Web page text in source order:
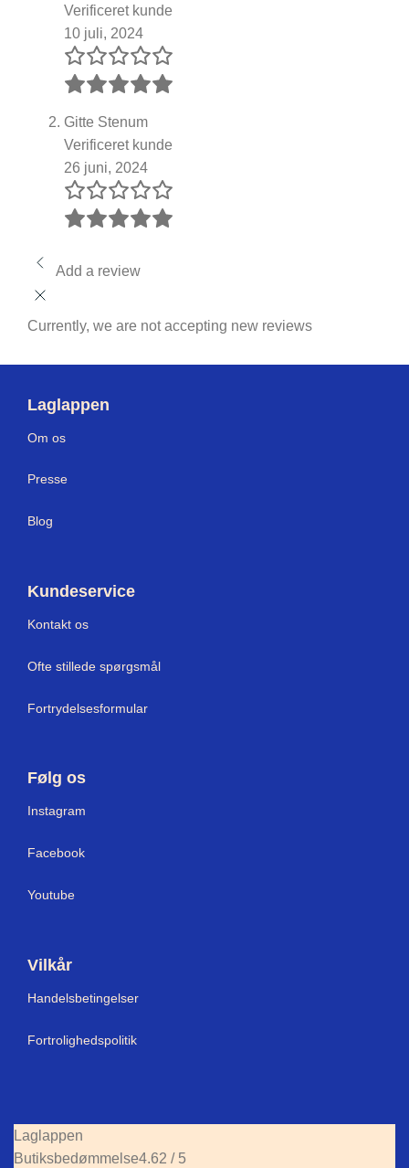
Verificeret kunde
10 juli, 2024
Gitte Stenum
Verificeret kunde
26 juni, 2024
Add a review
Currently, we are not accepting new reviews
Laglappen
Om os
Presse
Blog
Kundeservice
Kontakt os
Ofte stillede spørgsmål
Fortrydelsesformular
Følg os
Instagram
Facebook
Youtube
Vilkår
Handelsbetingelser
Fortrolighedspolitik
Laglappen
Butiksbedømmelse4.62 / 5